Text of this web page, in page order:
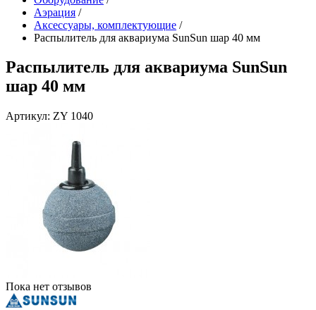
Аэрация /
Аксессуары, комплектующие /
Распылитель для аквариума SunSun шар 40 мм
Распылитель для аквариума SunSun
шар 40 мм
Артикул: ZY 1040
Пока нет отзывов